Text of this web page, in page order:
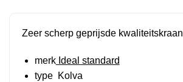
Zeer scherp geprijsde kwaliteitskraan
merkIdeal standard
type Kolva